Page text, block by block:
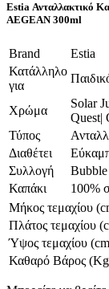
Estia Ανταλλακτικό
AEGEAN 300ml
Brand
Estia
Κατάλληλο
για
Χρώμα
Solar
Quest|
Τύπος
Διαθέτει
Συλλογή
Καπάκι
100%
Μήκος τεμαχίου
Πλάτος τεμαχίου
Ύψος τεμαχίου
Καθαρό Βάρος